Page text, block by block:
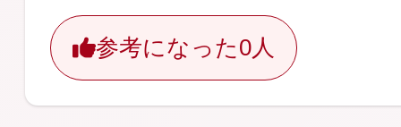
参考になった0人